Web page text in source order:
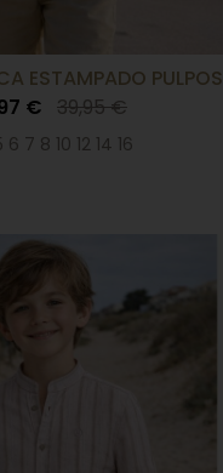
ESTAMPADO PULPOS
€ 39,95 €
7 8 10 12 14 16